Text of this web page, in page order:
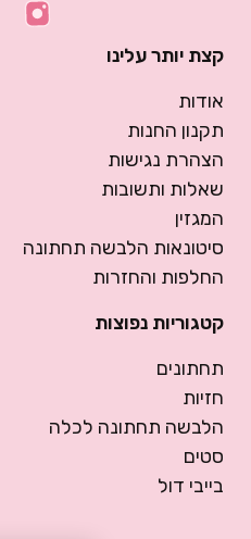
קצת יותר עלינו
אודות
תקנון החנות
הצהרת נגישות
שאלות ותשובות
המגזין
סיטונאות הלבשה תחתונה
החלפות והחזרות
קטגוריות נפוצות
תחתונים
חזיות
הלבשה תחתונה לכלה
סטים
בייבי דול